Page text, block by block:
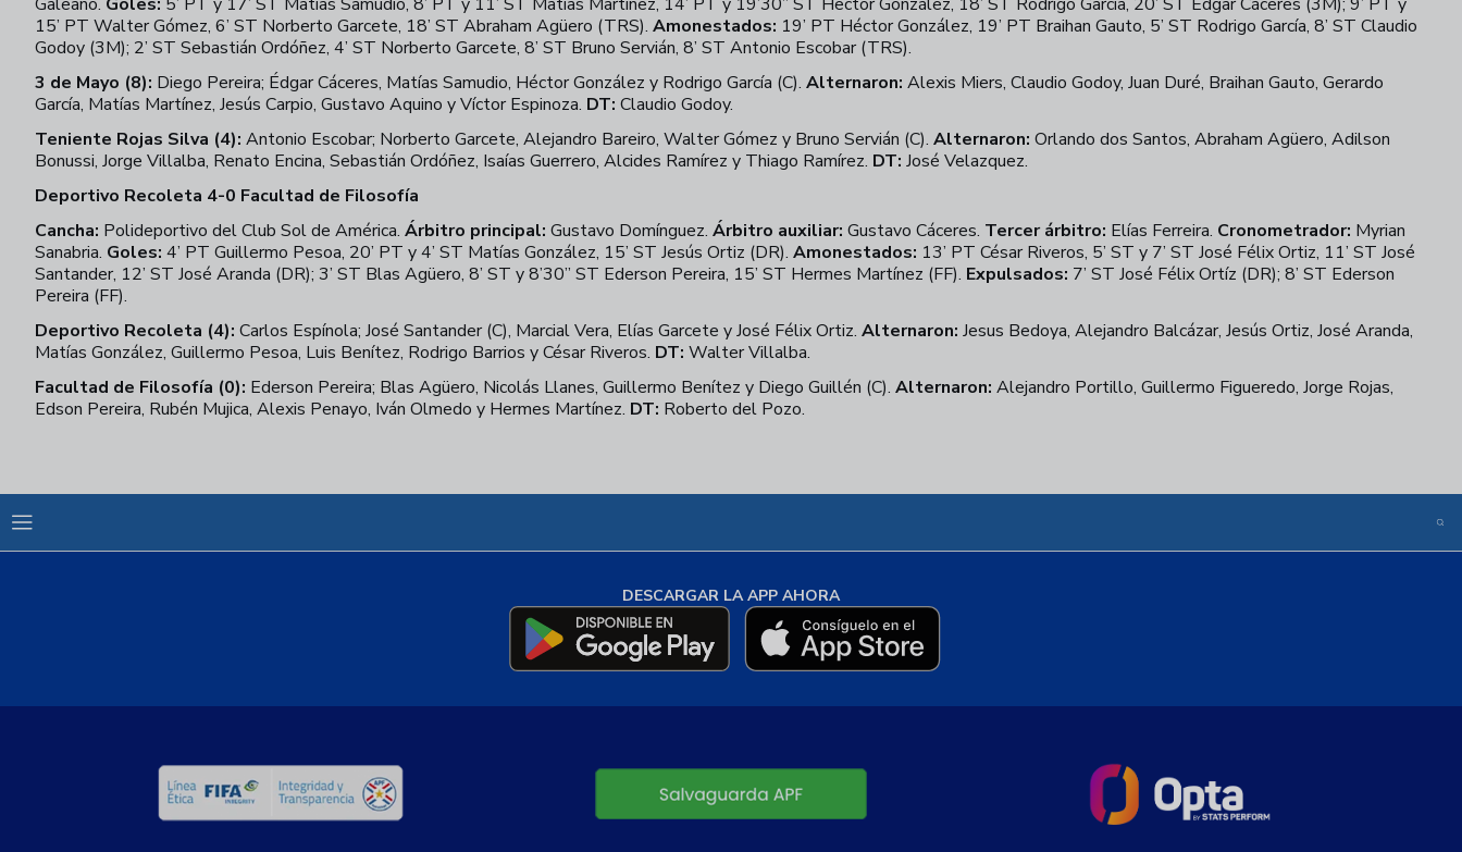
15’ PT Walter Gómez, 6’ ST Norberto Garcete, 18’ ST Abraham Agüero (TRS). Amonestados: 19’ PT Héctor González, 19’ PT Braihan Gauto, 5’ ST Rodrigo García, 8’ ST Claudio
Godoy (3M); 2’ ST Sebastián Ordóñez, 4’ ST Norberto Garcete, 8’ ST Bruno Servián, 8’ ST Antonio Escobar (TRS).
3 de Mayo (8): Diego Pereira; Édgar Cáceres, Matías Samudio, Héctor González y Rodrigo García (C). Alternaron: Alexis Miers, Claudio Godoy, Juan Duré, Braihan Gauto, Gerardo
García, Matías Martínez, Jesús Carpio, Gustavo Aquino y Víctor Espinoza. DT: Claudio Godoy.
Teniente Rojas Silva (4): Antonio Escobar; Norberto Garcete, Alejandro Bareiro, Walter Gómez y Bruno Servián (C). Alternaron: Orlando dos Santos, Abraham Agüero, Adilson
Bonussi, Jorge Villalba, Renato Encina, Sebastián Ordóñez, Isaías Guerrero, Alcides Ramírez y Thiago Ramírez. DT: José Velazquez.
Deportivo Recoleta 4-0 Facultad de Filosofía
Cancha: Polideportivo del Club Sol de América. Árbitro principal: Gustavo Domínguez. Árbitro auxiliar: Gustavo Cáceres. Tercer árbitro: Elías Ferreira. Cronometrador: Myrian
Sanabria. Goles: 4’ PT Guillermo Pesoa, 20’ PT y 4’ ST Matías González, 15’ ST Jesús Ortiz (DR). Amonestados: 13’ PT César Riveros, 5’ ST y 7’ ST José Félix Ortiz, 11’ ST José
Santander, 12’ ST José Aranda (DR); 3’ ST Blas Agüero, 8’ ST y 8’30” ST Ederson Pereira, 15’ ST Hermes Martínez (FF). Expulsados: 7’ ST José Félix Ortíz (DR); 8’ ST Ederson
Pereira (FF).
Deportivo Recoleta (4): Carlos Espínola; José Santander (C), Marcial Vera, Elías Garcete y José Félix Ortiz. Alternaron: Jesus Bedoya, Alejandro Balcázar, Jesús Ortiz, José Aranda,
Matías González, Guillermo Pesoa, Luis Benítez, Rodrigo Barrios y César Riveros. DT: Walter Villalba.
Facultad de Filosofía (0): Ederson Pereira; Blas Agüero, Nicolás Llanes, Guillermo Benítez y Diego Guillén (C). Alternaron: Alejandro Portillo, Guillermo Figueredo, Jorge Rojas,
Edson Pereira, Rubén Mujica, Alexis Penayo, Iván Olmedo y Hermes Martínez. DT: Roberto del Pozo.
DESCARGAR LA APP AHORA